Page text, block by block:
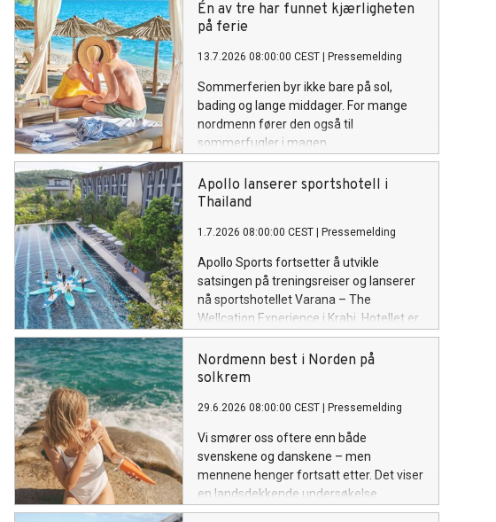
Én av tre har funnet kjærligheten
på ferie
13.7.2026 08:00:00 CEST Pressemelding
Sommerferien byr ikke bare på sol,
bading og lange middager. For mange
nordmenn fører den også til
sommerfugler i magen.
Apollo lanserer sportshotell i
Thailand
1.7.2026 08:00:00 CEST Pressemelding
Apollo Sports fortsetter å utvikle
satsingen på treningsreiser og lanserer
nå sportshotellet Varana – The
Wellcation Experience i Krabi. Hotellet er
utviklet for reisende som ønsker å
kombinere trening, velvære og
restitusjon i tropiske omgivelser.
Nordmenn best i Norden på
solkrem
29.6.2026 08:00:00 CEST Pressemelding
Vi smører oss oftere enn både
svenskene og danskene – men
mennene henger fortsatt etter. Det viser
en landsdekkende undersøkelse
gjennomført av Apollo.